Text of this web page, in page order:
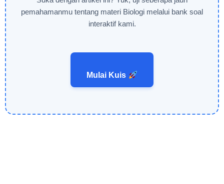
pemahamanmu tentang materi Biologi melalui bank soal
interaktif kami.
Mulai Kuis